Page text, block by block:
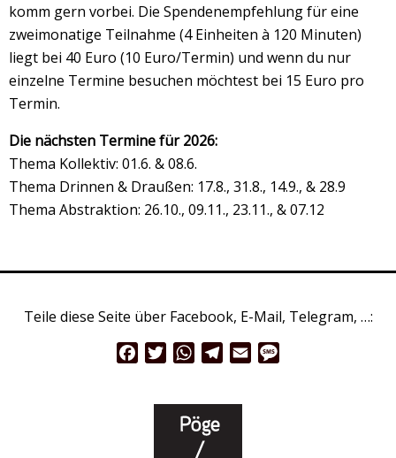
komm gern vorbei. Die Spendenempfehlung für eine
zweimonatige Teilnahme (4 Einheiten à 120 Minuten)
liegt bei 40 Euro (10 Euro/Termin) und wenn du nur
einzelne Termine besuchen möchtest bei 15 Euro pro
Termin.
Die nächsten Termine für 2026:
Thema Kollektiv: 01.6. & 08.6.
Thema Drinnen & Draußen: 17.8., 31.8., 14.9., & 28.9
Thema Abstraktion: 26.10., 09.11., 23.11., & 07.12
Teile diese Seite über Facebook, E-Mail, Telegram, …:
FacebookTwitterWhatsApp
Telegram
Email